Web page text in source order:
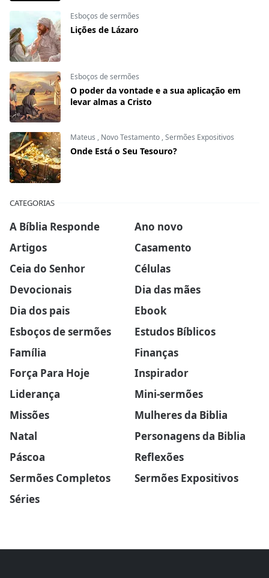
Esboços de sermões
Lições de Lázaro
Esboços de sermões
O poder da vontade e a sua aplicação em
levar almas a Cristo
Mateus , Novo Testamento,Sermões Expositivos
Onde Está o Seu Tesouro?
CATEGORIAS
A Bíblia Responde
Ano novo
Artigos
Casamento
Ceia do Senhor
Células
Devocionais
Dia das mães
Dia dos pais
Ebook
Esboços de sermões
Estudos Bíblicos
Família
Finanças
Força Para Hoje
Inspirador
Liderança
Mini-sermões
Missões
Mulheres da Biblia
Natal
Personagens da Biblia
Páscoa
Reflexões
Sermões Completos
Sermões Expositivos
Séries